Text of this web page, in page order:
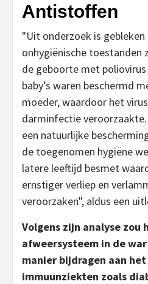
Antistoffen
"Uit onderzoek is
onhygiënische toestanden
de geboorte met
baby’s waren beschermd
moeder, waardoor het
darminfectie
een natuurlijke
de toegenomen hygiëne
latere leeftijd besmet
ernstiger verliep en
veroorzaken", aldus een
Volgens zijn analyse
afweersysteem in de
manier bijdragen aan
immuunziekten zoals